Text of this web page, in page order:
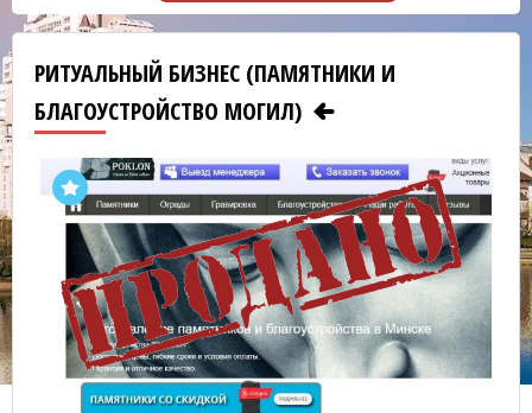
РИТУАЛЬНЫЙ БИЗНЕС (ПАМЯТНИКИ И
БЛАГОУСТРОЙСТВО МОГИЛ)